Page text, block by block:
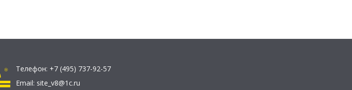
Телефон: +7 (495) 737-92-57
Email: site_v8@1c.ru